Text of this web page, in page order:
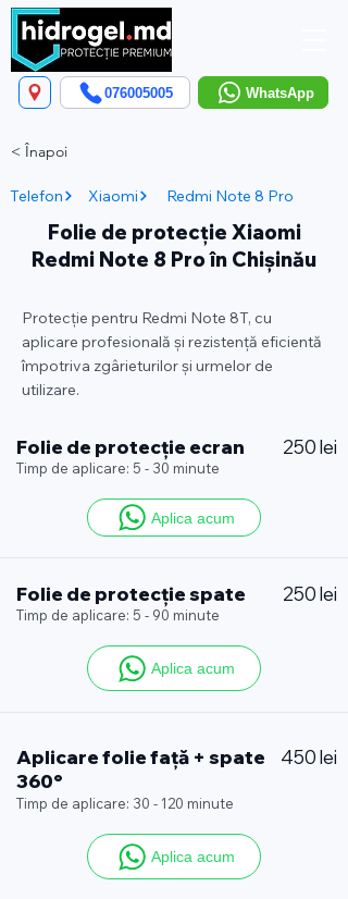
WhatsApp
076005005
< Înapoi
Telefon Xiaomi Redmi Note 8 Pro
Folie de protecție Xiaomi
Redmi Note 8 Pro în Chișinău
Protecție pentru Redmi Note 8T, cu
aplicare profesională și rezistență eficientă
împotriva zgârieturilor și urmelor de
utilizare.
Folie de protecție ecran 250 lei
Timp de aplicare: 5 - 30 minute
Aplica acum
Folie de protecție spate 250 lei
Timp de aplicare: 5 - 90 minute
Aplica acum
Aplicare folie față + spate
360°
450 lei
Timp de aplicare: 30 - 120 minute
Aplica acum